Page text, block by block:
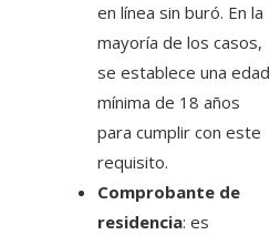
en línea sin buró. En la
mayoría de los casos,
se establece una edad
mínima de 18 años
para cumplir con este
requisito.
Comprobante de
residencia: es